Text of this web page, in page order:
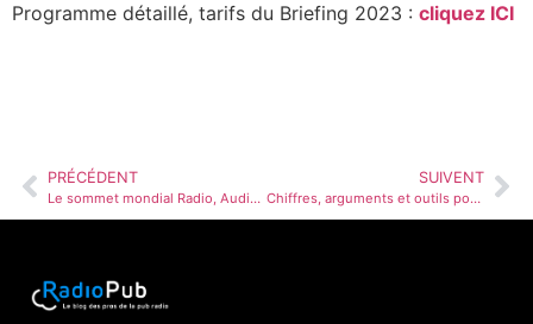
Programme détaillé, tarifs du Briefing 2023 : cliquez ICI
PRÉCÉDENT
Le sommet mondial Radio, Audio, Podcast, se tiendra à Prague du 26 au 28 mars 2023
SUIVENT
Chiffres, arguments et outils pour la commercialisation locale de l’audio en ligne